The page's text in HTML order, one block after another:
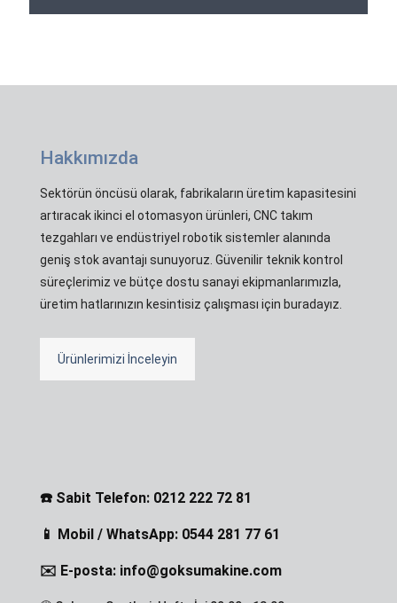
Hakkımızda
Sektörün öncüsü olarak, fabrikaların üretim kapasitesini
artıracak ikinci el otomasyon ürünleri, CNC takım
tezgahları ve endüstriyel robotik sistemler alanında
geniş stok avantajı sunuyoruz. Güvenilir teknik kontrol
süreçlerimiz ve bütçe dostu sanayi ekipmanlarımızla,
üretim hatlarınızın kesintisiz çalışması için buradayız.
Ürünlerimizi İnceleyin
☎️ Sabit Telefon: 0212 222 72 81
📱 Mobil / WhatsApp: 0544 281 77 61
✉️ E-posta: info@goksumakine.com